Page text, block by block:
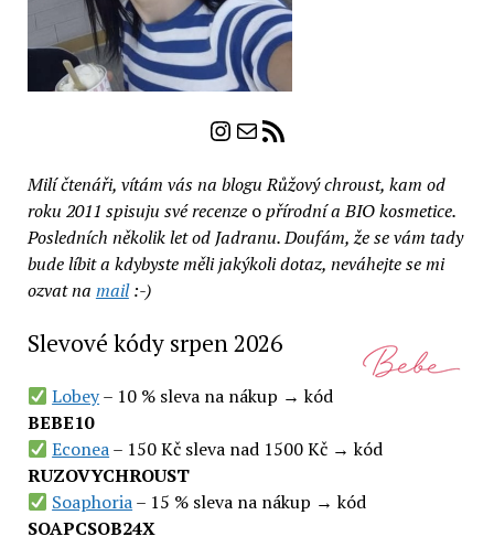
Instagram
E-mail
RSS zdroj
Milí čtenáři, vítám vás na blogu Růžový chroust, kam od
roku 2011 spisuju své recenze opřírodní a BIO kosmetice.
Posledních několik let od Jadranu. Doufám, že se vám tady
bude líbit a kdybyste měli jakýkoli dotaz, neváhejte se mi
ozvat na mail:-)
Slevové kódy srpen 2026
Lobey– 10 % sleva na nákup → kód
BEBE10
Econea– 150 Kč sleva nad 1500 Kč → kód
RUZOVYCHROUST
Soaphoria– 15 % sleva na nákup → kód
SOAPCSOB24X